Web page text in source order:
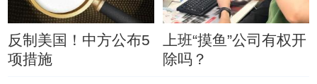
反制美国！中方公布5
项措施
上班“摸鱼”公司有权开
除吗？